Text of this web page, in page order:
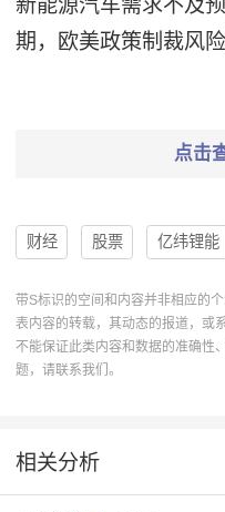
新能源汽车需求不及
期，欧美政策制裁风
点击
财经 股票 亿纬锂能
新能源车 天然气 乘
锂电 国新能源 宁德
带S标识的空间和内容并非相应的
表内容的转载，其动态的报道，或
不能保证此类内容和数据的准确性
题，请联系我们。
相关分析